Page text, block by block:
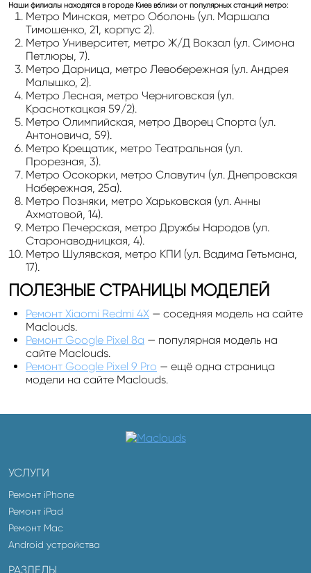
Наши филиалы находятся в городе Киев вблизи от популярных станций метро:
Метро Минская, метро Оболонь (ул. Маршала
Тимошенко, 21, корпус 2).
Метро Университет, метро Ж/Д Вокзал (ул. Симона
Петлюры, 7).
Метро Дарница, метро Левобережная (ул. Андрея
Малышко, 2).
Метро Лесная, метро Черниговская (ул.
Красноткацкая 59/2).
Метро Олимпийская, метро Дворец Спорта (ул.
Антоновича, 59).
Метро Крещатик, метро Театральная (ул.
Прорезная, 3).
Метро Осокорки, метро Славутич (ул. Днепровская
Набережная, 25а).
Метро Позняки, метро Харьковская (ул. Анны
Ахматовой, 14).
Метро Печерская, метро Дружбы Народов (ул.
Старонаводницкая, 4).
Метро Шулявская, метро КПИ (ул. Вадима Гетьмана,
17).
ПОЛЕЗНЫЕ СТРАНИЦЫ МОДЕЛЕЙ
Ремонт Xiaomi Redmi 4X — соседняя модель на сайте
Maclouds.
Ремонт Google Pixel 8a — популярная модель на
сайте Maclouds.
Ремонт Google Pixel 9 Pro — ещё одна страница
модели на сайте Maclouds.
УСЛУГИ
Ремонт iPhone
Ремонт iPad
Ремонт Mac
Android устройства
РАЗДЕЛЫ